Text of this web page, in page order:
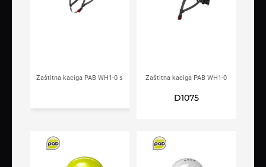
Zaštitna kaciga PAB WH1-0 s
Zaštitna kaciga PAB WH1-0
D1075